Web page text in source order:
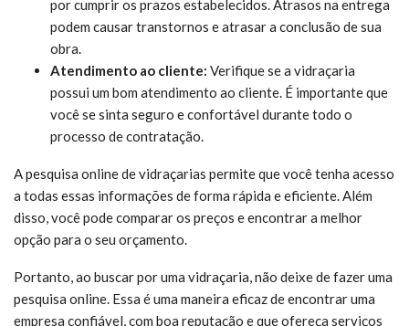
por cumprir os prazos estabelecidos. Atrasos na entrega
podem causar transtornos e atrasar a conclusão de sua
obra.
Atendimento ao cliente: Verifique se a vidraçaria
possui um bom atendimento ao cliente. É importante que
você se sinta seguro e confortável durante todo o
processo de contratação.
A pesquisa online de vidraçarias permite que você tenha acesso
a todas essas informações de forma rápida e eficiente. Além
disso, você pode comparar os preços e encontrar a melhor
opção para o seu orçamento.
Portanto, ao buscar por uma vidraçaria, não deixe de fazer uma
pesquisa online. Essa é uma maneira eficaz de encontrar uma
empresa confiável, com boa reputação e que ofereça serviços